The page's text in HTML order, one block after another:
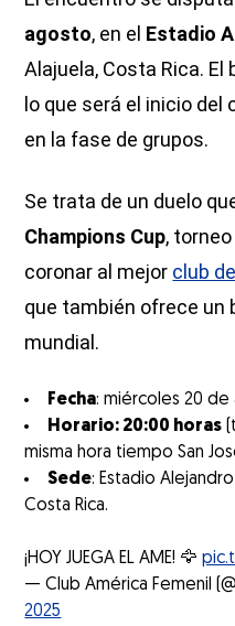
agosto, en el Estadio
Alajuela, Costa Rica.
lo que será el inicio
en la fase de grupos.
Se trata de un duelo
Champions Cup,
coronar al mejor club
que también ofrece un
mundial.
Fecha: miércoles 20
Horario: 20:00 horas
misma hora tiempo San
Sede: Estadio
Costa Rica.
¡HOY JUEGA EL AME! 🦅
— Club América Femenil
2025